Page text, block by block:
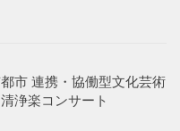
市 連携・協働型文化芸術
浄楽コンサート